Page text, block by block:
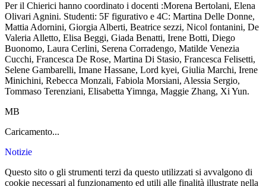
Per il Chierici hanno coordinato i docenti :Morena Bertolani, Elena
Olivari Agnini. Studenti: 5F figurativo e 4C: Martina Delle Donne,
Mattia Adornini, Giorgia Alberti, Beatrice sezzi, Nicol fontanini, De
Valeria Alletto, Elisa Beggi, Giada Benatti, Irene Botti, Diego
Buonomo, Laura Cerlini, Serena Corradengo, Matilde Venezia
Cucchi, Francesca De Rose, Martina Di Stasio, Francesca Felisetti,
Selene Gambarelli, Imane Hassane, Lord kyei, Giulia Marchi, Irene
Minichini, Rebecca Monzali, Fabiola Morsiani, Alessia Sergio,
Tommaso Terenziani, Elisabetta Yimnga, Maggie Zhang, Xi Yun.
MB
Caricamento...
Notizie
Questo sito o gli strumenti terzi da questo utilizzati si avvalgono di
cookie necessari al funzionamento ed utili alle finalità illustrate nella